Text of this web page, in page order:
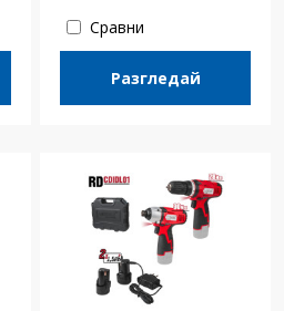
Сравни
Разгледай